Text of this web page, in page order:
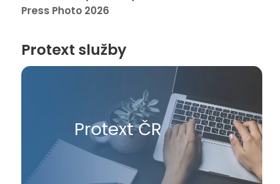
Press Photo 2026
Protext služby
Protext ČR